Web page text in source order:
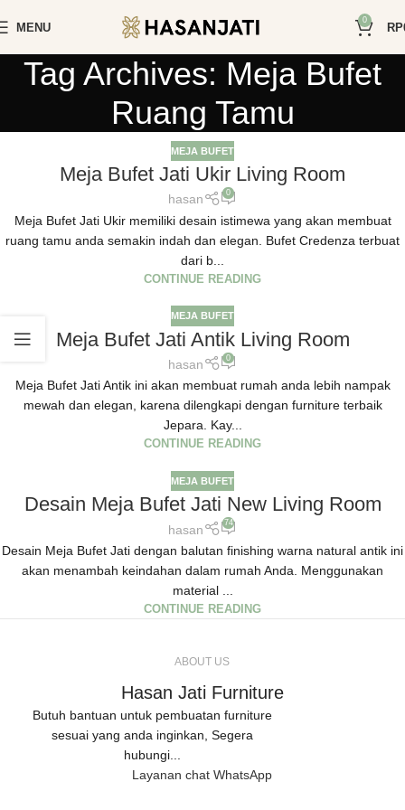
MENU
0
RP
Tag Archives: Meja Bufet
Ruang Tamu
MEJA BUFET
Meja Bufet Jati Ukir Living Room
hasan 0
Meja Bufet Jati Ukir memiliki desain istimewa yang akan membuat
ruang tamu anda semakin indah dan elegan. Bufet Credenza terbuat
dari b...
CONTINUE READING
MEJA BUFET
Meja Bufet Jati Antik Living Room
hasan 0
Meja Bufet Jati Antik ini akan membuat rumah anda lebih nampak
mewah dan elegan, karena dilengkapi dengan furniture terbaik
Jepara. Kay...
CONTINUE READING
MEJA BUFET
Desain Meja Bufet Jati New Living Room
hasan 74
Desain Meja Bufet Jati dengan balutan finishing warna natural antik ini
akan menambah keindahan dalam rumah Anda. Menggunakan
material ...
CONTINUE READING
ABOUT US
Hasan Jati Furniture
Butuh bantuan untuk pembuatan furniture
sesuai yang anda inginkan, Segera
hubungi...
Layanan chat WhatsApp